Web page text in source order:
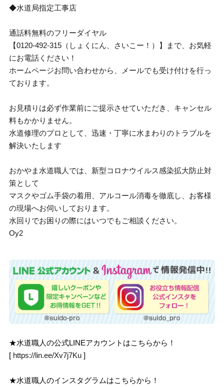
◆水道局指定工事店
通話料無料のフリーダイヤル
【0120-492-315（しょくにん、さいこー！）】まで、お気軽
にお電話ください！
ホームページお問い合わせから、メールでも受け付けを行っ
ております。
お見積りは必ず作業前にご提示させていただき、キャンセル
料もかかりません。
水道修理のプロとして、迅速・丁寧に水まわりのトラブルを
解決いたします
おかやま水道職人では、新型コロナウイルス感染拡大防止対
策として
マスクやゴム手袋の着用、アルコール消毒を徹底し、お客様
の現場へお伺いしております。
水回りでお困りの際にはいつでもご相談ください。
Oy2
★水道職人の公式LINEアカウントはこちらから！
[ https://lin.ee/Xv7j7Ku ]
★水道職人のインスタグラムはこちらから！